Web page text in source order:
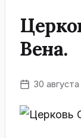
Вена.
30 августа